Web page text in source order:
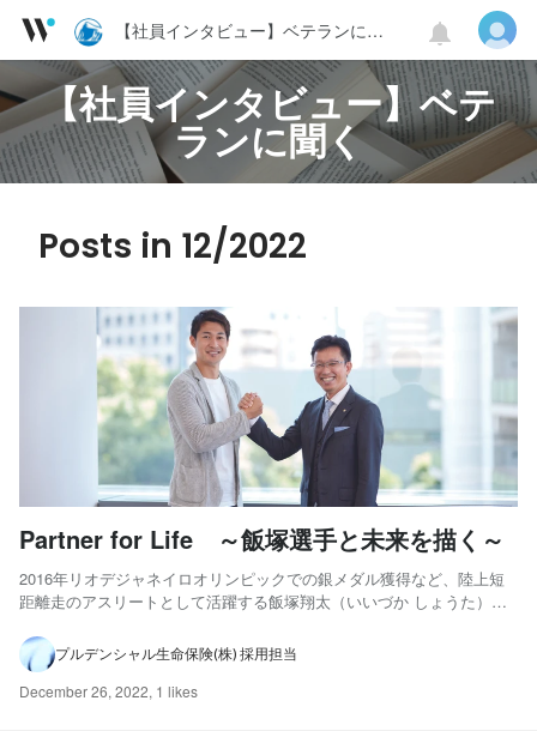
【社員インタビュー】ベテランに聞く
【社員インタビュー】ベテ
ランに聞く
Posts in 12/2022
Partner for Life ～飯塚選手と未来を描く～
2016年リオデジャネイロオリンピックでの銀メダル獲得など、陸上短
距離走のアスリートとして活躍する飯塚翔太（いいづか しょうた）さ
で常に注目される存在です。今回は担当ライフプランナー・櫻井敏夫の
ナビゲートで、プルデンシャル生命のライフプランニングツー...
プルデンシャル生命保険(株) 採用担当
December 26, 2022, 1 likes